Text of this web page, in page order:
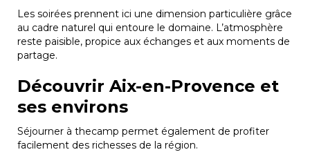
Les soirées prennent ici une dimension particulière grâce
au cadre naturel qui entoure le domaine. L’atmosphère
reste paisible, propice aux échanges et aux moments de
partage.
Découvrir Aix-en-Provence et
ses environs
Séjourner à thecamp permet également de profiter
facilement des richesses de la région.